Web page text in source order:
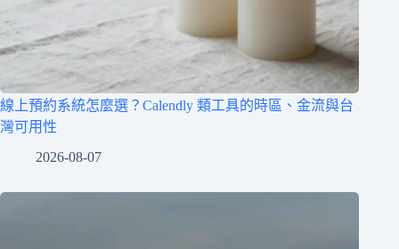
線上預約系統怎麼選？Calendly 類工具的時區、金流與台
灣可用性
2026-08-07